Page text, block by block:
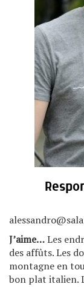
J’aime…Les
des affûts. Les
montagne en
bon plat italien.